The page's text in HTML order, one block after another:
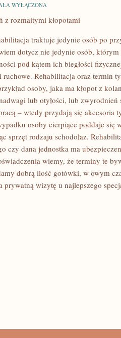
WYŁĄCZONA
z rozmaitymi kłopotami
traktuje jedynie osób po
dotycz nie jedynie osób, którym
pod kątem ich biegłości
Rehabilitacja oraz termin
osoby, jaka ma kłopot z
lub otyłości, lub zwyrodnień
– wtedy przydają się akcesoria
osoby cierpiące poddaje się
sprzęt rodzaju schodołaz.
czy dana jednostka ma
wiemy, że terminy te
dobrą ilość gotówki, w owym
prywatną wizytę u najlepszego